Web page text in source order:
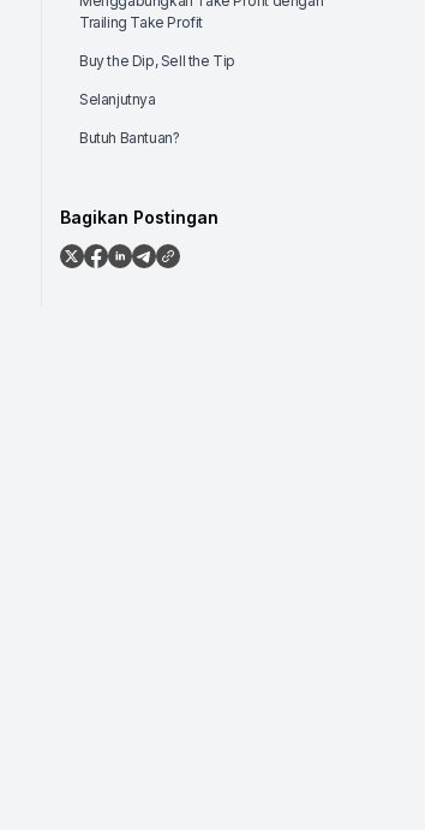
Trailing Take Profit
Buy the Dip, Sell the Tip
Selanjutnya
Butuh Bantuan?
Bagikan Postingan